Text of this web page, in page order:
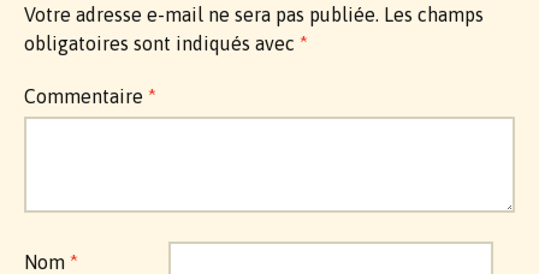
Votre adresse e-mail ne sera pas publiée. Les champs
obligatoires sont indiqués avec *
Commentaire *
Nom *